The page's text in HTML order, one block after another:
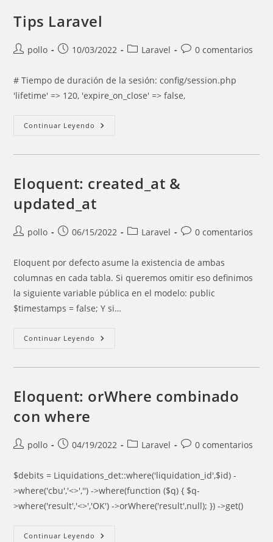
Tips Laravel
Autor
la
entrada:
pollo
Entrada
10/03/2022
Categoría
entrada:
Laravel
Comentarios
la
entrada:
0 comentarios
# Tiempo de duración de la sesión: config/session.php
'lifetime' => 120, 'expire_on_close' => false,
Continuar Leyendo Tips
Eloquent: created_at &
updated_at
Autor
la
entrada:
pollo
Entrada06/15/2022
Categoría
la
entrada:
Laravel
Comentarios
entrada:
0 comentarios
Eloquent por defecto asume la existencia de ambas
columnas en cada tabla. Si queremos omitir eso definimos
la siguiente variable pública en el modelo: public
$timestamps = false; Y si…
Continuar Leyendo Eloquent:
Eloquent: orWhere combinado
con where
Autor
la
entrada:
pollo
Entrada
04/19/2022
Categoría
la
entrada:
Laravel
Comentarios
la
entrada:
0 comentarios
$debits = Liquidations_det::where('liquidation_id',$id) -
>where('cbu','<>','') ->where(function ($q) { $q-
>where('result','<>','OK') ->orWhere('result',null); }) ->get()
Continuar Leyendo Eloquent: